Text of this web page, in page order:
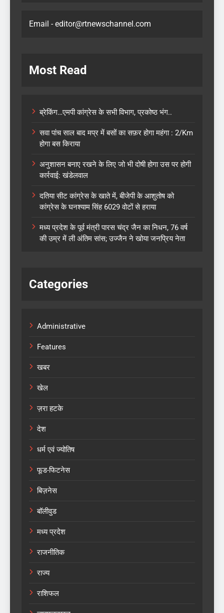
Email - editor@rtnewschannel.com
Most Read
ब्रेकिंग…एमपी कांग्रेस के सभी विभाग, प्रकोष्ठ भंग..
सवा पांच साल बाद मप्र में बसों का सफ़र होगा महंगा : 2/Km
होगा बस किराया
अनुशासन बनाए रखने के लिए जो भी दोषी होगा उस पर होगी
कार्रवाई: खंडेलवाल
दतिया सीट कांग्रेस के खाते में, बीजेपी के आशुतोष को
कांग्रेस के घनश्याम सिंह 6029 वोटों से हराया
मध्य प्रदेश के पूर्व मंत्री पारस चंद्र जैन का निधन, 76 वर्ष
की उम्र में ली अंतिम सांस; उज्जैन ने खोया जनप्रिय नेता
Categories
Administrative
Features
खबर
खेल
ज़रा हटके
देश
धर्म एवं ज्योतिष
फूड-फिटनेस
बिज़नेस
बॉलीवुड
मध्य प्रदेश
राजनीतिक
राज्य
राशिफल